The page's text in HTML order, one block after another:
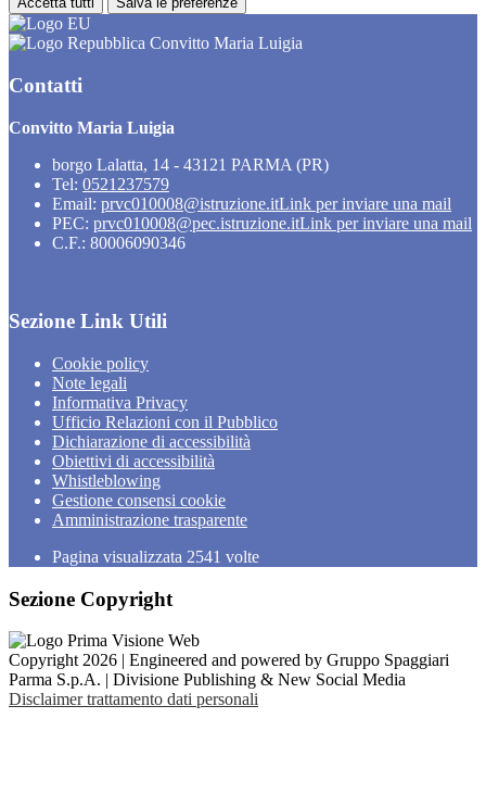
Convitto Maria Luigia
Contatti
Convitto Maria Luigia
borgo Lalatta, 14 - 43121 PARMA (PR)
Tel: 0521237579
Email: prvc010008@istruzione.itLink per inviare una mail
PEC: prvc010008@pec.istruzione.itLink per inviare una mail
C.F.: 80006090346
Sezione Link Utili
Cookie policy
Note legali
Informativa Privacy
Ufficio Relazioni con il Pubblico
Dichiarazione di accessibilità
Obiettivi di accessibilità
Whistleblowing
Gestione consensi cookie
Amministrazione trasparente
Pagina visualizzata 2541 volte
Sezione Copyright
Copyright 2026 | Engineered and powered by Gruppo Spaggiari
Parma S.p.A. | Divisione Publishing & New Social Media
Disclaimer trattamento dati personali